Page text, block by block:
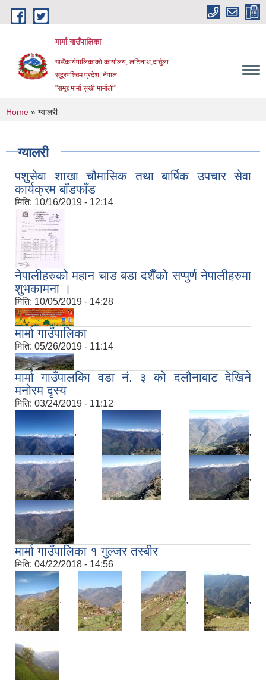
Skip to main content
मार्मा गाउँपालिका
गाउँकार्यपालिकाको कार्यालय, लटिनाथ,दार्चुला
सुदूरपश्चिम प्रदेश, नेपाल
"समृद्द मार्मा सुखी मार्माली"
You are here
Home » ग्यालरी
ग्यालरी
पशुसेवा शाखा चौमासिक तथा बार्षिक उपचार सेवा
कार्यक्रम बाँडफाँड
मिति: 10/16/2019 - 12:14
नेपालीहरुको महान चाड बडा दशैँको सप्पुर्ण नेपालीहरुमा
शुभकामना ।
मिति: 10/05/2019 - 14:28
मार्मा गाउँपालिका
मिति: 05/26/2019 - 11:14
मार्मा गाउँपालकिा वडा नं. ३ को दलौनाबाट देखिने
मनोरम दृस्य
मिति: 03/24/2019 - 11:12
, , ,
, , ,
मार्मा गाउँपालिका १ गुल्जर तस्बीर
मिति: 04/22/2018 - 14:56
, , , ,